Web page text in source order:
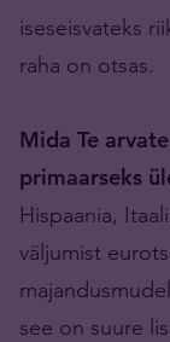
iseseisvateks
raha on otsas.
Mida Te
primaarseks
Hispaania,
väljumist
see on suure